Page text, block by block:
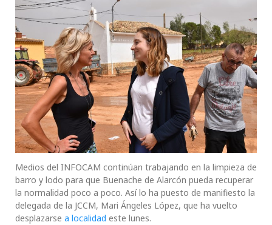
Medios del INFOCAM continúan trabajando en la limpieza de
barro y lodo para que Buenache de Alarcón pueda recuperar
la normalidad poco a poco. Así lo ha puesto de manifiesto la
delegada de la JCCM, Mari Ángeles López, que ha vuelto
desplazarse a localidad este lunes.